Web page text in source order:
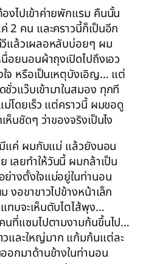
งไปเข้าค่ายพักแรม คืนนั้น
2 คน และคราวนี้ก็เป็นอีก
แล้วเผลอหลับบ่อยๆ ผม
นื่อยนอนผ้าถุงเปิดไปถึงเอว
จ หรือเป็นเหตุบังเอิญ… แต่
วแว๊บเข้ามาในสมอง ทุกที
ม่โดยเร็ว แต่คราวนี้ ผมขอดู
ห็นชัดๆ ว่าของจริงเป็นไง
มีแค่ ผมกับแม่ แล้วยังนอน
ลยทำให้วันนี้ ผมกล้าเป็น
างตั้งใจแม่อยู่ในท่านอน
งอขาขาวไปข้างหน้าเล็ก
บจะเห็นตับไตไส้พุง…
ที่แซมไปตามงามก้นขึ้นไป…
และใหญ่มาก แก้มก้นแต่ละ
กมาด้านข้างในท่านอน